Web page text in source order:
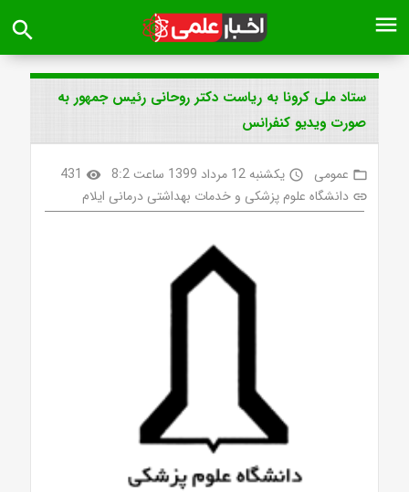
menu
search
ستاد ملی کرونا به ریاست دکتر روحانی رئیس جمهور به
صورت ویدیو کنفرانس
folder_open عمومی access_time یکشنبه 12 مرداد 1399 ساعت 8:2 visibility
431
link دانشگاه علوم پزشکی و خدمات بهداشتی درمانی ایلام